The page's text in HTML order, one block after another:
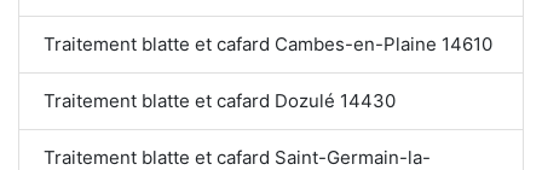
Traitement blatte et cafard Cambes-en-Plaine 14610
Traitement blatte et cafard Dozulé 14430
Traitement blatte et cafard Saint-Germain-la-